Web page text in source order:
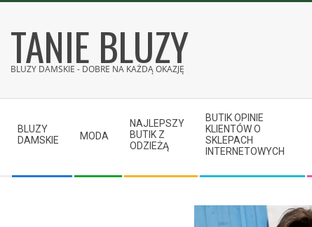
content
TANIE BLUZY
BLUZY DAMSKIE - DOBRE NA KAŻDĄ OKAZJĘ
Navigation
Menu
BLUZY
DAMSKIE
MODA
NAJLEPSZY
BUTIK Z
ODZIEŻĄ
BUTIK OPINIE
KLIENTÓW O
SKLEPACH
INTERNETOWYCH